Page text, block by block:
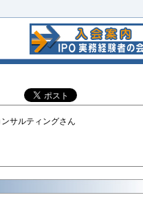
サルティングさん